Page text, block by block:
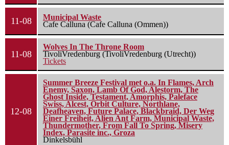
11-08
Municipal Waste
Cafe Calluna (Cafe Calluna (Ommen))
11-08
Wolves In The Throne Room
TivoliVredenburg (TivoliVredenburg (Utrecht))
Tickets
12-08
Summer Breeze Festival met o.a. In Flames, Arch
Enemy, Saxon, Lamb Of God, Alestorm, The
Ghost Inside, Testament, Amorphis, Paleface
Swiss, Alcest, Orbit Culture, Northlane,
Deafheaven, Future Palace, Blackbraid, Der Weg
Einer Freiheit, Alien Ant Farm, Municipal Waste,
Thundermother, From Fall To Spring, Misery
Index, Parasite inc., Groza
Dinkelsbühl